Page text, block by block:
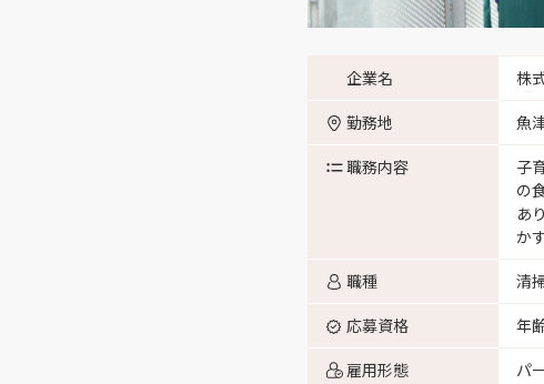
企業名
株
勤務地
魚
職務内容
子
の
あ
か
職種
清
応募資格
年
雇用形態
パ